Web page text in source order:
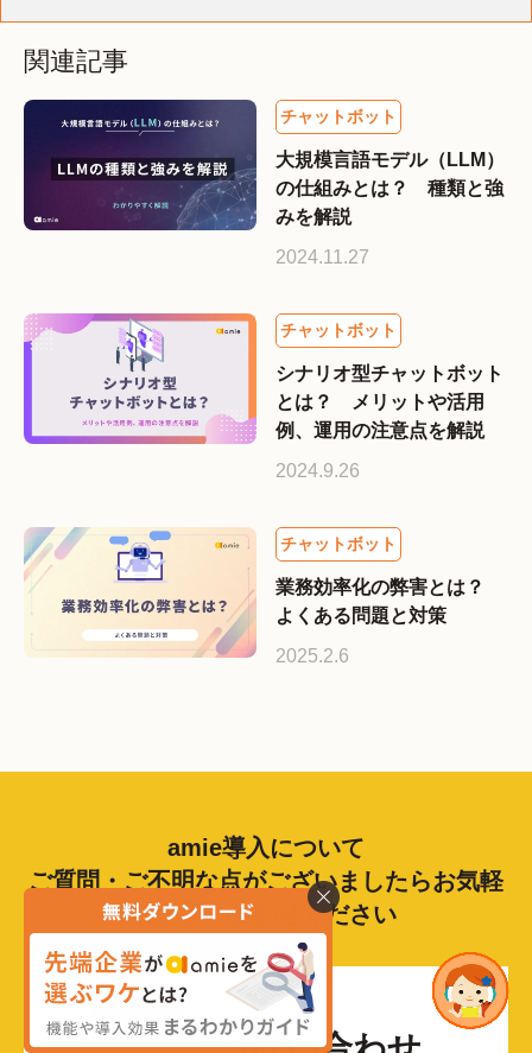
関連記事
大規模言語モデル（LLM）
の仕組みとは？ 種類と強
みを解説
2024.11.27
シナリオ型チャットボット
とは？ メリットや活用
例、運用の注意点を解説
2024.9.26
業務効率化の弊害とは？
よくある問題と対策
2025.2.6
amie導入について
ご質問・ご不明な点がございましたらお気軽
にお問い合わせください